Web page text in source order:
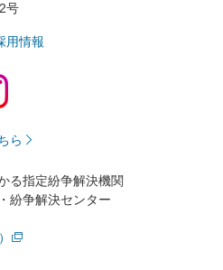
号
用情報
ら
る指定紛争解決機関
紛争解決センター